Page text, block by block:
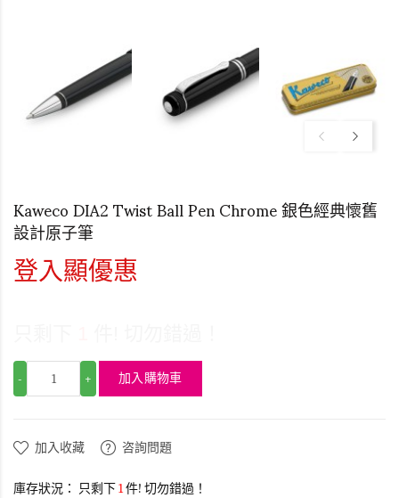
Kaweco DIA2 Twist Ball Pen Chrome 銀色經典懷舊
設計原子筆
登入顯優惠
- + 加入購物車
加入收藏 咨詢問題
庫存狀況： 只剩下 1件! 切勿錯過！